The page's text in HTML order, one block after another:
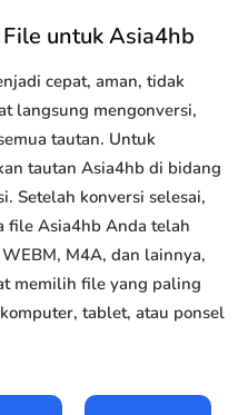
untuk Asia4hb
cepat, aman, tidak
langsung mengonversi,
tautan. Untuk
tautan Asia4hb di bidang
Setelah konversi selesai,
file Asia4hb Anda telah
M4A, dan lainnya,
memilih file yang paling
tablet, atau ponsel